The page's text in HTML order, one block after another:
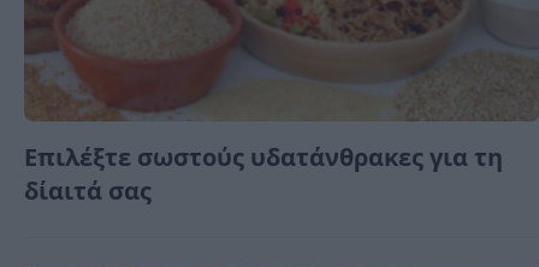
Επιλέξτε σωστούς υδατάνθρακες για τη
δίαιτά σας